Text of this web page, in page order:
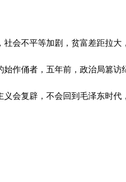
社会不平等加剧，贫富差距拉
始作俑者，五年前，政治局篡
义会复辟，不会回到毛泽东时